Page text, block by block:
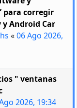
para corregir
y Android Car
«06 Ago 2026,
" ventanas
2026, 19:34